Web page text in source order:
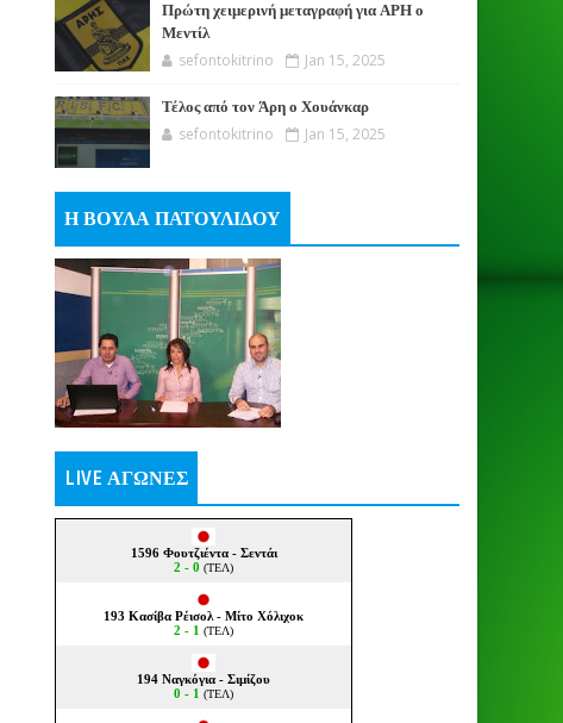
Πρώτη χειμερινή μεταγραφή για ΑΡΗ ο
Μεντίλ
sefontokitrino Jan 15, 2025
Τέλος από τον Άρη ο Χουάνκαρ
sefontokitrino Jan 15, 2025
Η ΒΟΥΛΑ ΠΑΤΟΥΛΙΔΟΥ
LIVE ΑΓΩΝΕΣ